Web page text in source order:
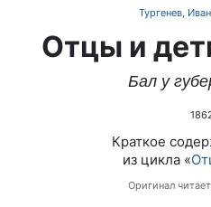
Тургенев,
Отцы и
Бал у
Краткое
из цикла «
Оригинал